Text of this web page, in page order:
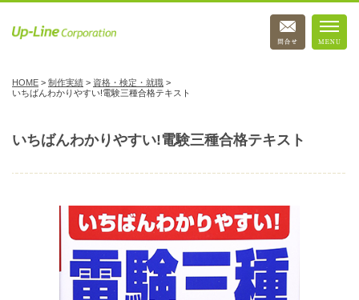
HOME > 制作実績 > 資格・検定・就職 >
いちばんわかりやすい!電験三種合格テキスト
いちばんわかりやすい!電験三種合格テキスト